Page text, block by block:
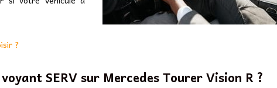
?
SERV sur Mercedes Tourer Vision R ?